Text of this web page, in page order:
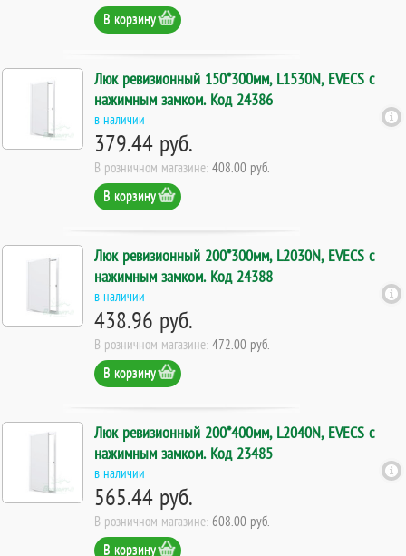
В корзину
Люк ревизионный 150*300мм, L1530N, EVECS с
нажимным замком. Код 24386
в наличии
379.44 руб.
В розничном магазине: 408.00 руб.
В корзину
Люк ревизионный 200*300мм, L2030N, EVECS с
нажимным замком. Код 24388
в наличии
438.96 руб.
В розничном магазине: 472.00 руб.
В корзину
Люк ревизионный 200*400мм, L2040N, EVECS с
нажимным замком. Код 23485
в наличии
565.44 руб.
В розничном магазине: 608.00 руб.
В корзину